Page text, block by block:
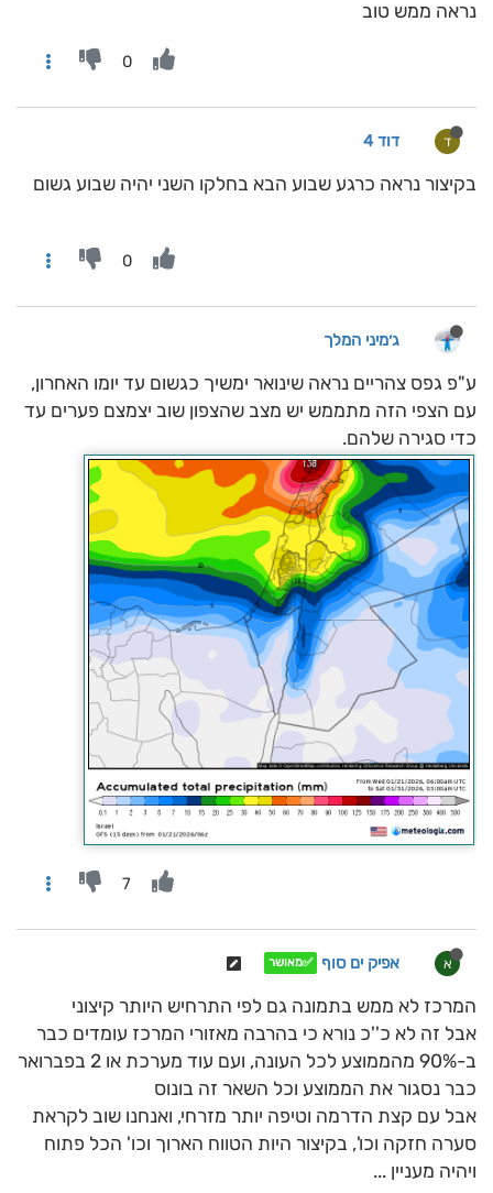
נראה ממש טוב
0
ד דוד 4
בקיצור נראה כרגע שבוע הבא בחלקו השני יהיה שבוע גשום
0
ג׳מיני המלך
ע"פ גפס צהריים נראה שינואר ימשיך כגשום עד יומו האחרון,
עם הצפי הזה מתממש יש מצב שהצפון שוב יצמצם פערים עד
כדי סגירה שלהם.
7
א אפיק ים סוף ✅מאושר
המרכז לא ממש בתמונה גם לפי התרחיש היותר קיצוני
אבל זה לא כ''כ נורא כי בהרבה מאזורי המרכז עומדים כבר
ב-90% מהממוצע לכל העונה, ועם עוד מערכת או 2 בפברואר
כבר נסגור את הממוצע וכל השאר זה בונוס
אבל עם קצת הדרמה וטיפה יותר מזרחי, ואנחנו שוב לקראת
סערה חזקה וכו', בקיצור היות הטווח הארוך וכו' הכל פתוח
ויהיה מעניין ...